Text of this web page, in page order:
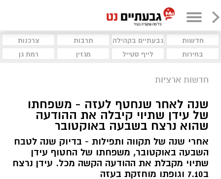
חדשות גבעתיים בקהילה תרבות
צרכנות
בחירות
לייף סטייל מגזין רמת גן
חדשות ארציות
שנה לאחר שנחטף לעזה - משפחתו
של עידן שתיוי קיבלה את ההודעה
שהוא נרצח בשבעה באוקטובר
אחרי שנה של תקווה ותפילות - בדיוק שנה לטבח
השבעה באוקטובר, משפחתו של החטוף עידן
שתיוי מקבלת את ההודעה הקשה מכל. עידן נרצח
ב7.10 וגופתו מוחזקת בעזה